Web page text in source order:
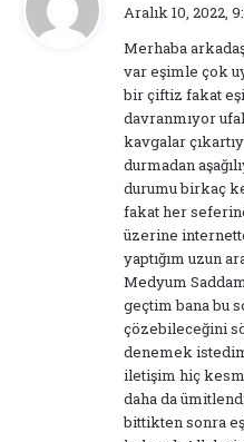
d
i
k
i
:
Aralık 10, 2022,
Merhaba
var eşimle çok
bir çiftiz fakat
davranmıyor
kavgalar
durmadan
durumu birkaç
fakat her
üzerine
yaptığım uzun
Medyum
geçtim bana bu
çözebileceğini
denemek
iletişim hiç
daha da
bittikten sonra